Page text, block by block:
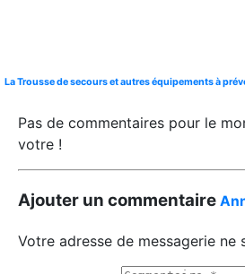
La Trousse de secours et autres équipements à
Pas de commentaires pour le
votre !
Ajouter un commentaire
Votre adresse de messagerie ne